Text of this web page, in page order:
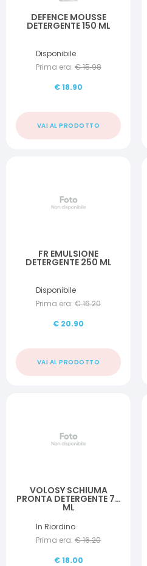
DEFENCE MOUSSE
DETERGENTE 150 ML
Disponibile
Prima era: €15.98
€18.90
VAI AL PRODOTTO
FR EMULSIONE
DETERGENTE 250 ML
Disponibile
Prima era: €16.20
€ 20.90
VAI AL PRODOTTO
VOLOSY SCHIUMA
PRONTA DETERGENTE 70
ML
In Riordino
Prima era: €16.20
€18.00